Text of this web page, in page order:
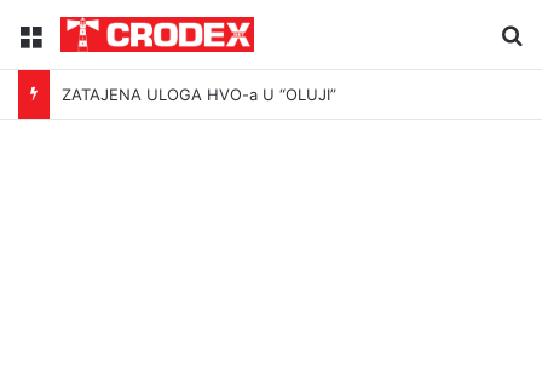
Menu
ZATAJENA ULOGA HVO-a U “OLUJI”